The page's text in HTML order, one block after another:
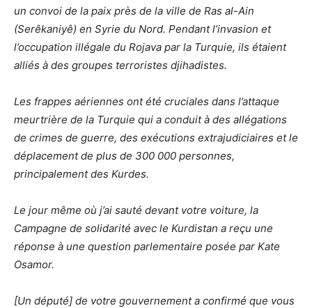
un convoi de la paix près de la ville de Ras al-Ain
(Serêkaniyê) en Syrie du Nord. Pendant l’invasion et
l’occupation illégale du Rojava par la Turquie, ils étaient
alliés à des groupes terroristes djihadistes.
Les frappes aériennes ont été cruciales dans l’attaque
meurtrière de la Turquie qui a conduit à des allégations
de crimes de guerre, des exécutions extrajudiciaires et le
déplacement de plus de 300 000 personnes,
principalement des Kurdes.
Le jour même où j’ai sauté devant votre voiture, la
Campagne de solidarité avec le Kurdistan a reçu une
réponse à une question parlementaire posée par Kate
Osamor.
[Un député] de votre gouvernement a confirmé que vous